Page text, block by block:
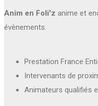
Anim en Foli'z anime et
évènements.
Prestation France
Intervenants de
Animateurs qualifiés